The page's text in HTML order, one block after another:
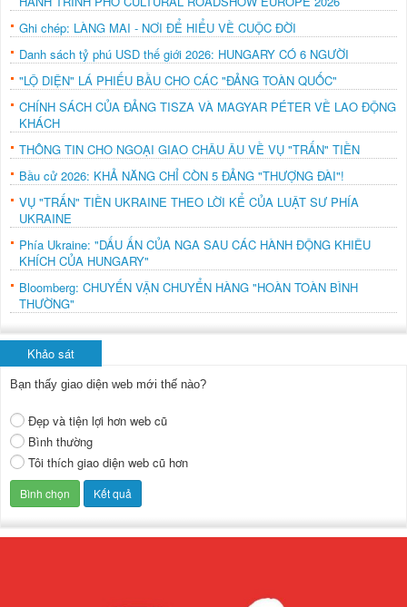
Ghi chép: LÀNG MAI - NƠI ĐỂ HIỂU VỀ CUỘC ĐỜI
Danh sách tỷ phú USD thế giới 2026: HUNGARY CÓ 6 NGƯỜI
"LỘ DIỆN" LÁ PHIẾU BẦU CHO CÁC "ĐẢNG TOÀN QUỐC"
CHÍNH SÁCH CỦA ĐẢNG TISZA VÀ MAGYAR PÉTER VỀ LAO ĐỘNG
KHÁCH
THÔNG TIN CHO NGOẠI GIAO CHÂU ÂU VỀ VỤ "TRẤN" TIỀN
Bầu cử 2026: KHẢ NĂNG CHỈ CÒN 5 ĐẢNG "THƯỢNG ĐÀI"!
VỤ "TRẤN" TIỀN UKRAINE THEO LỜI KỂ CỦA LUẬT SƯ PHÍA
UKRAINE
Phía Ukraine: "DẤU ẤN CỦA NGA SAU CÁC HÀNH ĐỘNG KHIÊU
KHÍCH CỦA HUNGARY"
Bloomberg: CHUYẾN VẬN CHUYỂN HÀNG "HOÀN TOÀN BÌNH
THƯỜNG"
Khảo sát
Bạn thấy giao diện web mới thế nào?
Đẹp và tiện lợi hơn web cũ
Bình thường
Tôi thích giao diện web cũ hơn